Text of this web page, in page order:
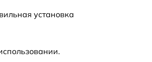
установка